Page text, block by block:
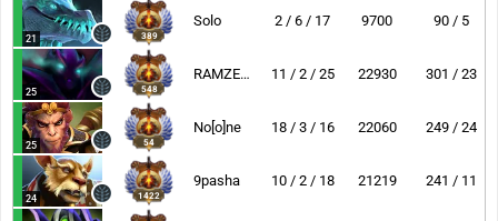
21 389
Solo 2 / 6 / 17 9700 90 / 5
25 548
RAMZES666 11 / 2 / 25 22930 301 / 23
25 54
No[o]ne 18 / 3 / 16 22060 249 / 24
24 1422
9pasha 10 / 2 / 18 21219 241 / 11